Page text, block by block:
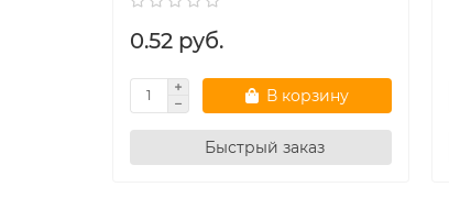
0.52 руб.
В корзину
Быстрый заказ